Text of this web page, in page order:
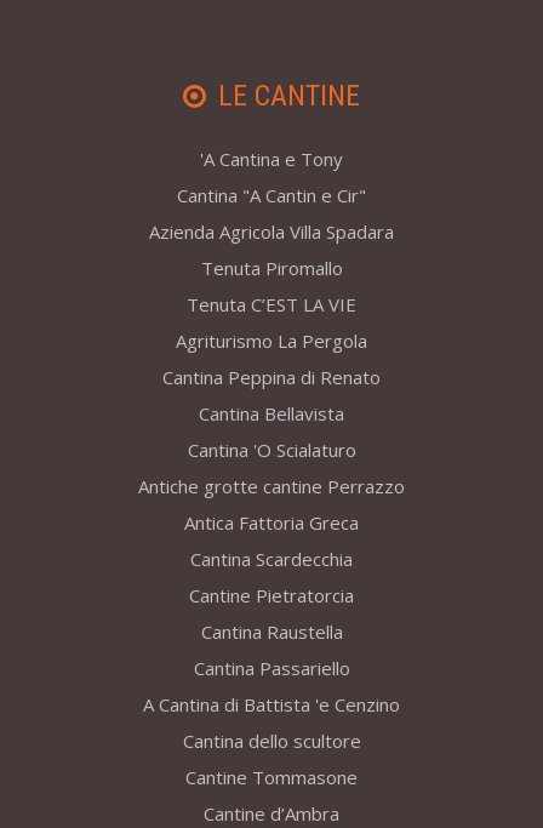
LE CANTINE
'A Cantina e Tony
Cantina "A Cantin e Cir"
Azienda Agricola Villa Spadara
Tenuta Piromallo
Tenuta C’EST LA VIE
Agriturismo La Pergola
Cantina Peppina di Renato
Cantina Bellavista
Cantina 'O Scialaturo
Antiche grotte cantine Perrazzo
Antica Fattoria Greca
Cantina Scardecchia
Cantine Pietratorcia
Cantina Raustella
Cantina Passariello
A Cantina di Battista 'e Cenzino
Cantina dello scultore
Cantine Tommasone
Cantine d’Ambra